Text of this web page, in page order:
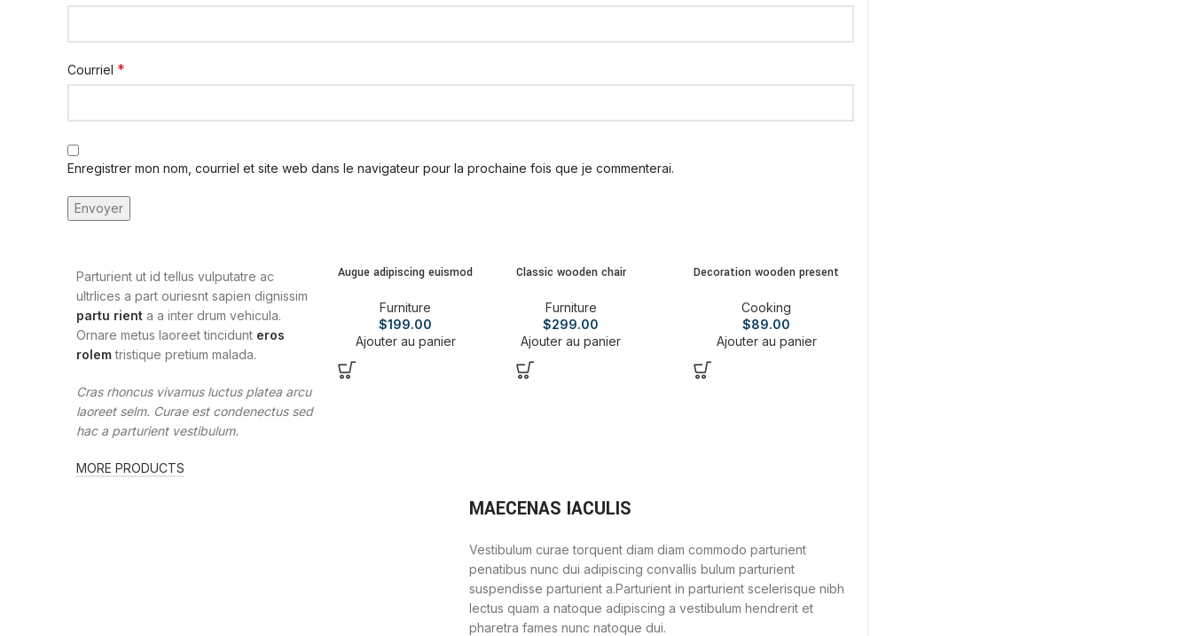
Courriel *
Enregistrer mon nom, courriel et site web dans le navigateur pour la prochaine fois que je commenterai.
Parturient ut id tellus vulputatre ac
ultrlices a part ouriesnt sapien dignissim
partu rient a a inter drum vehicula.
Ornare metus laoreet tincidunt eros
rolemtristique pretium malada.
Cras rhoncus vivamus luctus platea arcu
laoreet selm. Curae est condenectus sed
hac a parturient vestibulum.
MORE PRODUCTS
Augue adipiscing euismod
Furniture
$199.00
Ajouter au panier
Classic wooden chair
Furniture
$299.00
Ajouter au panier
Decoration wooden present
Cooking
$89.00
Ajouter au panier
MAECENAS IACULIS
Vestibulum curae torquent diam diam commodo parturient
penatibus nunc dui adipiscing convallis bulum parturient
suspendisse parturient a.Parturient in parturient scelerisque nibh
lectus quam a natoque adipiscing a vestibulum hendrerit et
pharetra fames nunc natoque dui.